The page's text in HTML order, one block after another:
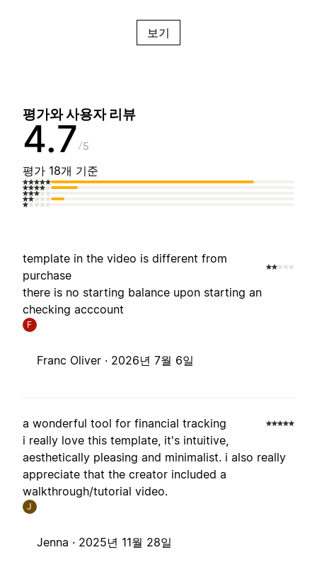
보기
평가와 사용자 리뷰
4.7 5
평가 18개 기준
template in the video is different from
purchase
there is no starting balance upon starting an
checking acccount
F
Franc Oliver · 2026년 7월 6일
a wonderful tool for financial tracking
i really love this template, it's intuitive,
aesthetically pleasing and minimalist. i also really
appreciate that the creator included a
walkthrough/tutorial video.
J
Jenna · 2025년 11월 28일